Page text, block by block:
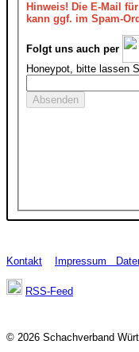
Hinweis! Die E-Mail
kann ggf. im Spam-
Folgt uns auch per
Honeypot, bitte lassen
Kontakt Impressum
RSS-Feed
© 2026 Schachverband